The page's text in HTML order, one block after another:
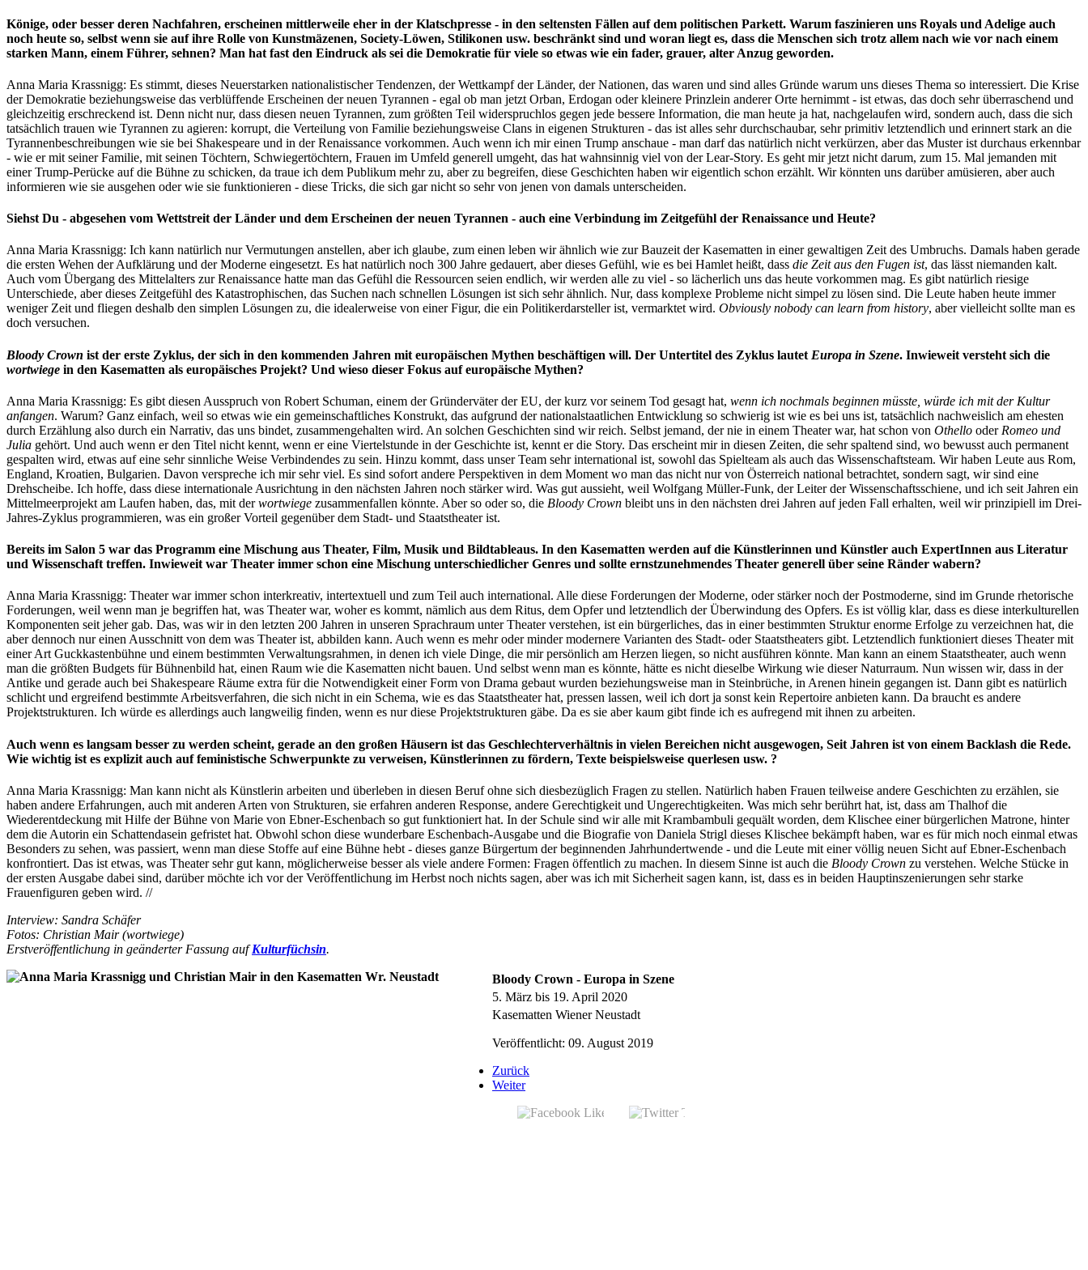
Könige, oder besser deren Nachfahren, erscheinen mittlerweile eher in der Klatschpresse - in den seltensten Fällen auf dem politischen Parkett. Warum faszinieren uns Royals und Adelige auch
noch heute so, selbst wenn sie auf ihre Rolle von Kunstmäzenen, Society-Löwen, Stilikonen usw. beschränkt sind und woran liegt es, dass die Menschen sich trotz allem nach wie vor nach einem
starken Mann, einem Führer, sehnen? Man hat fast den Eindruck als sei die Demokratie für viele so etwas wie ein fader, grauer, alter Anzug geworden.
Anna Maria Krassnigg: Es stimmt, dieses Neuerstarken nationalistischer Tendenzen, der Wettkampf der Länder, der Nationen, das waren und sind alles Gründe warum uns dieses Thema so interessiert. Die Krise
der Demokratie beziehungsweise das verblüffende Erscheinen der neuen Tyrannen - egal ob man jetzt Orban, Erdogan oder kleinere Prinzlein anderer Orte hernimmt - ist etwas, das doch sehr überraschend und
gleichzeitig erschreckend ist. Denn nicht nur, dass diesen neuen Tyrannen, zum größten Teil widerspruchlos gegen jede bessere Information, die man heute ja hat, nachgelaufen wird, sondern auch, dass die sich
tatsächlich trauen wie Tyrannen zu agieren: korrupt, die Verteilung von Familie beziehungsweise Clans in eigenen Strukturen - das ist alles sehr durchschaubar, sehr primitiv letztendlich und erinnert stark an die
Tyrannenbeschreibungen wie sie bei Shakespeare und in der Renaissance vorkommen. Auch wenn ich mir einen Trump anschaue - man darf das natürlich nicht verkürzen, aber das Muster ist durchaus erkennbar
- wie er mit seiner Familie, mit seinen Töchtern, Schwiegertöchtern, Frauen im Umfeld generell umgeht, das hat wahnsinnig viel von der Lear-Story. Es geht mir jetzt nicht darum, zum 15. Mal jemanden mit
einer Trump-Perücke auf die Bühne zu schicken, da traue ich dem Publikum mehr zu, aber zu begreifen, diese Geschichten haben wir eigentlich schon erzählt. Wir könnten uns darüber amüsieren, aber auch
informieren wie sie ausgehen oder wie sie funktionieren - diese Tricks, die sich gar nicht so sehr von jenen von damals unterscheiden.
Siehst Du - abgesehen vom Wettstreit der Länder und dem Erscheinen der neuen Tyrannen - auch eine Verbindung im Zeitgefühl der Renaissance und Heute?
Anna Maria Krassnigg: Ich kann natürlich nur Vermutungen anstellen, aber ich glaube, zum einen leben wir ähnlich wie zur Bauzeit der Kasematten in einer gewaltigen Zeit des Umbruchs. Damals haben gerade
die ersten Wehen der Aufklärung und der Moderne eingesetzt. Es hat natürlich noch 300 Jahre gedauert, aber dieses Gefühl, wie es bei Hamlet heißt, dass die Zeit aus den Fugen ist, das lässt niemanden kalt.
Auch vom Übergang des Mittelalters zur Renaissance hatte man das Gefühl die Ressourcen seien endlich, wir werden alle zu viel - so lächerlich uns das heute vorkommen mag. Es gibt natürlich riesige
Unterschiede, aber dieses Zeitgefühl des Katastrophischen, das Suchen nach schnellen Lösungen ist sich sehr ähnlich. Nur, dass komplexe Probleme nicht simpel zu lösen sind. Die Leute haben heute immer
weniger Zeit und fliegen deshalb den simplen Lösungen zu, die idealerweise von einer Figur, die ein Politikerdarsteller ist, vermarktet wird. Obviously nobody can learn from history, aber vielleicht sollte man es
doch versuchen.
Bloody Crown ist der erste Zyklus, der sich in den kommenden Jahren mit europäischen Mythen beschäftigen will. Der Untertitel des Zyklus lautet Europa in Szene. Inwieweit versteht sich die
wortwiege in den Kasematten als europäisches Projekt? Und wieso dieser Fokus auf europäische Mythen?
Anna Maria Krassnigg: Es gibt diesen Ausspruch von Robert Schuman, einem der Gründerväter der EU, der kurz vor seinem Tod gesagt hat, wenn ich nochmals beginnen müsste, würde ich mit der Kultur
anfangen. Warum? Ganz einfach, weil so etwas wie ein gemeinschaftliches Konstrukt, das aufgrund der nationalstaatlichen Entwicklung so schwierig ist wie es bei uns ist, tatsächlich nachweislich am ehesten
durch Erzählung also durch ein Narrativ, das uns bindet, zusammengehalten wird. An solchen Geschichten sind wir reich. Selbst jemand, der nie in einem Theater war, hat schon von Othello oder Romeo und
Julia gehört. Und auch wenn er den Titel nicht kennt, wenn er eine Viertelstunde in der Geschichte ist, kennt er die Story. Das erscheint mir in diesen Zeiten, die sehr spaltend sind, wo bewusst auch permanent
gespalten wird, etwas auf eine sehr sinnliche Weise Verbindendes zu sein. Hinzu kommt, dass unser Team sehr international ist, sowohl das Spielteam als auch das Wissenschaftsteam. Wir haben Leute aus Rom,
England, Kroatien, Bulgarien. Davon verspreche ich mir sehr viel. Es sind sofort andere Perspektiven in dem Moment wo man das nicht nur von Österreich national betrachtet, sondern sagt, wir sind eine
Drehscheibe. Ich hoffe, dass diese internationale Ausrichtung in den nächsten Jahren noch stärker wird. Was gut aussieht, weil Wolfgang Müller-Funk, der Leiter der Wissenschaftsschiene, und ich seit Jahren ein
Mittelmeerprojekt am Laufen haben, das, mit derwortwiege zusammenfallen könnte. Aber so oder so, die Bloody Crown bleibt uns in den nächsten drei Jahren auf jeden Fall erhalten, weil wir prinzipiell im Drei-
Jahres-Zyklus programmieren, was ein großer Vorteil gegenüber dem Stadt- und Staatstheater ist.
Bereits im Salon 5 war das Programm eine Mischung aus Theater, Film, Musik und Bildtableaus. In den Kasematten werden auf die Künstlerinnen und Künstler auch ExpertInnen aus Literatur
und Wissenschaft treffen. Inwieweit war Theater immer schon eine Mischung unterschiedlicher Genres und sollte ernstzunehmendes Theater generell über seine Ränder wabern?
Anna Maria Krassnigg: Theater war immer schon interkreativ, intertextuell und zum Teil auch international. Alle diese Forderungen der Moderne, oder stärker noch der Postmoderne, sind im Grunde rhetorische
Forderungen, weil wenn man je begriffen hat, was Theater war, woher es kommt, nämlich aus dem Ritus, dem Opfer und letztendlich der Überwindung des Opfers. Es ist völlig klar, dass es diese interkulturellen
Komponenten seit jeher gab. Das, was wir in den letzten 200 Jahren in unseren Sprachraum unter Theater verstehen, ist ein bürgerliches, das in einer bestimmten Struktur enorme Erfolge zu verzeichnen hat, die
aber dennoch nur einen Ausschnitt von dem was Theater ist, abbilden kann. Auch wenn es mehr oder minder modernere Varianten des Stadt- oder Staatstheaters gibt. Letztendlich funktioniert dieses Theater mit
einer Art Guckkastenbühne und einem bestimmten Verwaltungsrahmen, in denen ich viele Dinge, die mir persönlich am Herzen liegen, so nicht ausführen könnte. Man kann an einem Staatstheater, auch wenn
man die größten Budgets für Bühnenbild hat, einen Raum wie die Kasematten nicht bauen. Und selbst wenn man es könnte, hätte es nicht dieselbe Wirkung wie dieser Naturraum. Nun wissen wir, dass in der
Antike und gerade auch bei Shakespeare Räume extra für die Notwendigkeit einer Form von Drama gebaut wurden beziehungsweise man in Steinbrüche, in Arenen hinein gegangen ist. Dann gibt es natürlich
schlicht und ergreifend bestimmte Arbeitsverfahren, die sich nicht in ein Schema, wie es das Staatstheater hat, pressen lassen, weil ich dort ja sonst kein Repertoire anbieten kann. Da braucht es andere
Projektstrukturen. Ich würde es allerdings auch langweilig finden, wenn es nur diese Projektstrukturen gäbe. Da es sie aber kaum gibt finde ich es aufregend mit ihnen zu arbeiten.
Auch wenn es langsam besser zu werden scheint, gerade an den großen Häusern ist das Geschlechterverhältnis in vielen Bereichen nicht ausgewogen, Seit Jahren ist von einem Backlash die Rede.
Wie wichtig ist es explizit auch auf feministische Schwerpunkte zu verweisen, Künstlerinnen zu fördern, Texte beispielsweise querlesen usw. ?
Anna Maria Krassnigg: Man kann nicht als Künstlerin arbeiten und überleben in diesen Beruf ohne sich diesbezüglich Fragen zu stellen. Natürlich haben Frauen teilweise andere Geschichten zu erzählen, sie
haben andere Erfahrungen, auch mit anderen Arten von Strukturen, sie erfahren anderen Response, andere Gerechtigkeit und Ungerechtigkeiten. Was mich sehr berührt hat, ist, dass am Thalhof die
Wiederentdeckung mit Hilfe der Bühne von Marie von Ebner-Eschenbach so gut funktioniert hat. In der Schule sind wir alle mit Krambambuli gequält worden, dem Klischee einer bürgerlichen Matrone, hinter
dem die Autorin ein Schattendasein gefristet hat. Obwohl schon diese wunderbare Eschenbach-Ausgabe und die Biografie von Daniela Strigl dieses Klischee bekämpft haben, war es für mich noch einmal etwas
Besonders zu sehen, was passiert, wenn man diese Stoffe auf eine Bühne hebt - dieses ganze Bürgertum der beginnenden Jahrhundertwende - und die Leute mit einer völlig neuen Sicht auf Ebner-Eschenbach
konfrontiert. Das ist etwas, was Theater sehr gut kann, möglicherweise besser als viele andere Formen: Fragen öffentlich zu machen. In diesem Sinne ist auch die Bloody Crown zu verstehen. Welche Stücke in
der ersten Ausgabe dabei sind, darüber möchte ich vor der Veröffentlichung im Herbst noch nichts sagen, aber was ich mit Sicherheit sagen kann, ist, dass es in beiden Hauptinszenierungen sehr starke
Frauenfiguren geben wird. //
Interview: Sandra Schäfer
Fotos: Christian Mair (wortwiege)
Erstveröffentlichung in geänderter Fassung aufKulturfüchsin.
Bloody Crown - Europa in Szene
5. März bis 19. April 2020
Kasematten Wiener Neustadt
Veröffentlicht: 09. August 2019
Zurück
Weiter